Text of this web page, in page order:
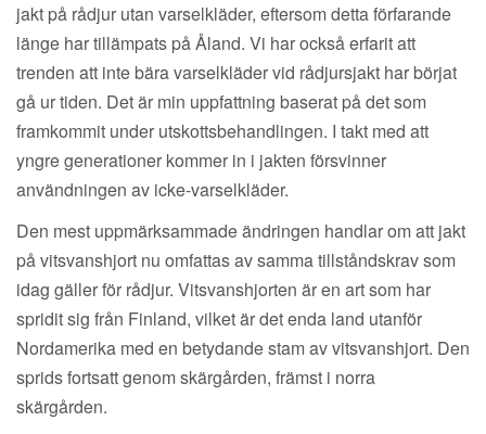
jakt på rådjur utan varselkläder, eftersom detta förfarande
länge har tillämpats på Åland. Vi har också erfarit att
trenden att inte bära varselkläder vid rådjursjakt har börjat
gå ur tiden. Det är min uppfattning baserat på det som
framkommit under utskottsbehandlingen. I takt med att
yngre generationer kommer in i jakten försvinner
användningen av icke-varselkläder.
Den mest uppmärksammade ändringen handlar om att jakt
på vitsvanshjort nu omfattas av samma tillståndskrav som
idag gäller för rådjur. Vitsvanshjorten är en art som har
spridit sig från Finland, vilket är det enda land utanför
Nordamerika med en betydande stam av vitsvanshjort. Den
sprids fortsatt genom skärgården, främst i norra
skärgården.